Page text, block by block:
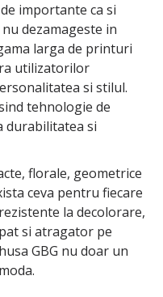
importante ca si
dezamageste in
larga de printuri
utilizatorilor
si stilul.
tehnologie de
durabilitatea si
florale, geometrice
ceva pentru fiecare
la decolorare,
si atragator pe
GBG nu doar un